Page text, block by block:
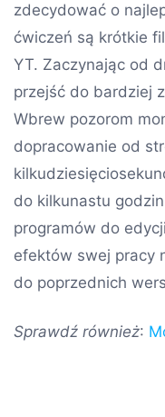
zdecydować o
ćwiczeń są krótkie
YT. Zaczynając od
przejść do bardziej
Wbrew pozorom
dopracowanie od
do kilkunastu
programów do
efektów swej pracy
do poprzednich
Sprawdź również: